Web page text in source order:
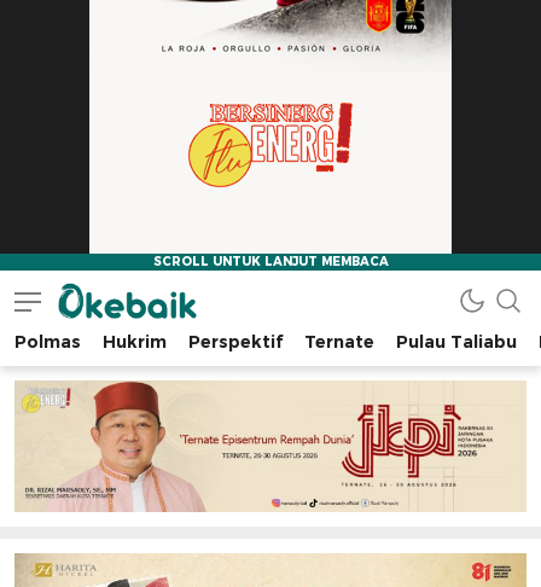
Okebaik.id
Baiknya Dibaca
Polmas Hukrim Perspektif Ternate Pulau Taliabu